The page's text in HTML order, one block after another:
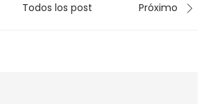
Todos los post Próximo